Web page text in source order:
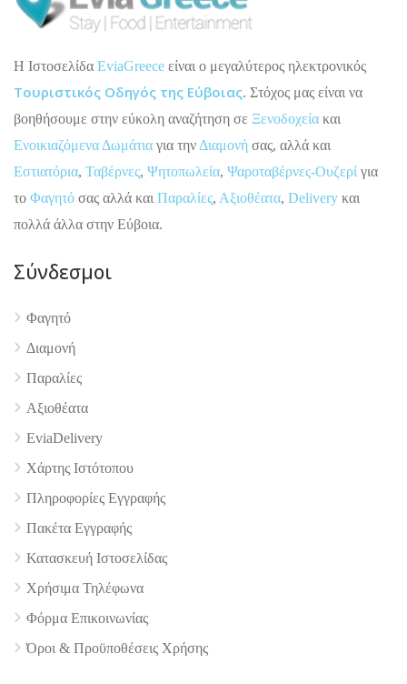
4.9
H Ιστοσελίδα EviaGreece είναι ο μεγαλύτερος ηλεκτρονικός
Τουριστικός Οδηγός της Εύβοιας. Στόχος μας είναι να
βοηθήσουμε στην εύκολη αναζήτηση σε Ξενοδοχεία και
Ενοικιαζόμενα Δωμάτια για την Διαμονή σας, αλλά και
Εστιατόρια, Ταβέρνες, Ψητοπωλεία, Ψαροταβέρνες-Ουζερί για
το Φαγητό σας αλλά και Παραλίες, Αξιοθέατα, Delivery και
πολλά άλλα στην Εύβοια.
Σύνδεσμοι
Φαγητό
Διαμονή
Παραλίες
Αξιοθέατα
EviaDelivery
Χάρτης Ιστότοπου
Πληροφορίες Εγγραφής
Πακέτα Εγγραφής
Κατασκευή Ιστοσελίδας
Χρήσιμα Τηλέφωνα
Φόρμα Επικοινωνίας
Όροι & Προϋποθέσεις Xρήσης